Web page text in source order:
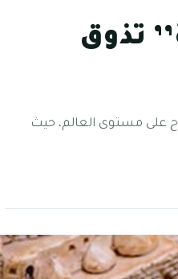
تذوق
على مستوى العالم، حيث